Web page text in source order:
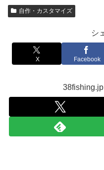
自作・カスタマイズ
シ
X Facebook